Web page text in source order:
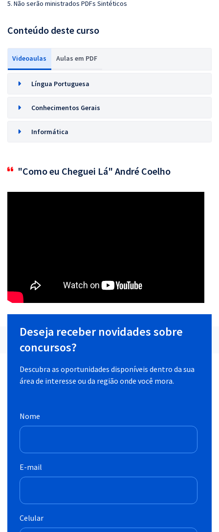
5. Não serão ministrados PDFs Sintéticos
Conteúdo deste curso
Videoaulas Aulas em PDF
Língua Portuguesa
Conhecimentos Gerais
Informática
"Como eu Cheguei Lá" André Coelho
Deseja receber novidades sobre
concursos?
Descubra as oportunidades disponíveis dentro da sua
área de interesse ou da região onde você mora.
Nome
E-mail
Celular